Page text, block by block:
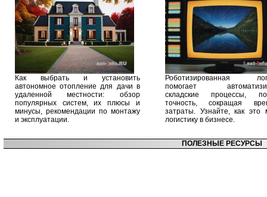
Как выбрать и установить
автономное отопление для дачи в
удаленной местности: обзор
популярных систем, их плюсы и
минусы, рекомендации по монтажу
и эксплуатации.
Роботизированная
помогает
складские процессы,
точность, сокращая
затраты. Узнайте, как это
логистику в бизнесе.
ПОЛЕЗНЫЕ РЕСУРСЫ